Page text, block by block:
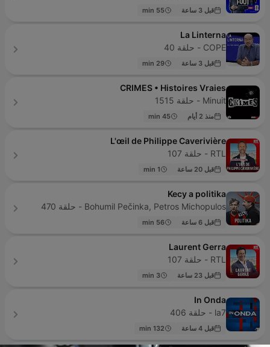
قبل 3 ساعة 55 min
La Linterna
COPE - حلقة 40
قبل 3 ساعة 29 min
CRIMES • Histoires Vraies
Minuit - حلقة 1515
منذ 2 أيام 45 min
L'œil de Philippe Caverivière
RTL - حلقة 107
قبل 20 ساعة 1 min
Kecy a politika
Bohumil Pečinka, Petros Michopulos - حلقة 470
قبل 6 ساعة 56 min
Laurent Gerra
RTL - حلقة 107
قبل 23 ساعة 3 min
In Onda
la7 - حلقة 406
قبل 4 ساعة 132 min